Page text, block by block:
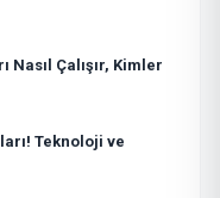
Nasıl Çalışır, Kimler
Teknoloji ve